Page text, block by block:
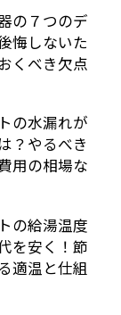
の７つのデ
悔しないた
くべき欠点
の水漏れが
？やるべき
用の相場な
の給湯温度
を安く！節
適温と仕組